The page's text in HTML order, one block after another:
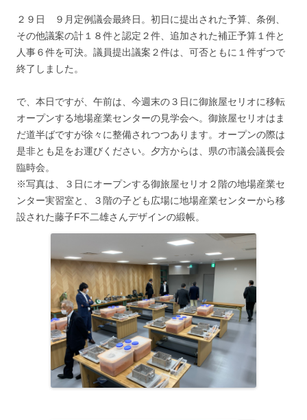
２９日 ９月定例議会最終日。初日に提出された予算、条例、
その他議案の計１８件と認定２件、追加された補正予算１件と
人事６件を可決。議員提出議案２件は、可否ともに１件ずつで
終了しました。
で、本日ですが、午前は、今週末の３日に御旅屋セリオに移転
オープンする地場産業センターの見学会へ。御旅屋セリオはま
だ道半ばですが徐々に整備されつつあります。オープンの際は
是非とも足をお運びください。夕方からは、県の市議会議長会
臨時会。
※写真は、３日にオープンする御旅屋セリオ２階の地場産業セ
ンター実習室と、３階の子ども広場に地場産業センターから移
設された藤子F不二雄さんデザインの緞帳。